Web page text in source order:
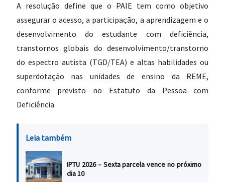
A resolução define que o PAIE tem como objetivo
assegurar o acesso, a participação, a aprendizagem e o
desenvolvimento do estudante com deficiência,
transtornos globais do desenvolvimento/transtorno
do espectro autista (TGD/TEA) e altas habilidades ou
superdotação nas unidades de ensino da REME,
conforme previsto no Estatuto da Pessoa com
Deficiência.
Leia também
IPTU 2026 – Sexta parcela vence no próximo
dia 10